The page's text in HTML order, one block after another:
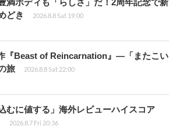
満ボディも「らしさ」だ！2周年記念で新
どき
2026.8.8 Sat 19:00
『Beast of Reincarnation』―「またこい
旅
2026.8.8 Sat 22:00
むに値する」海外レビューハイスコア
2026.8.7 Fri 20:36